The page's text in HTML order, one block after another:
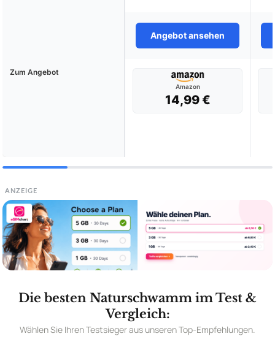
Angebot ansehen
Zum Angebot
Amazon
14,99 €
ANZEIGE
Die besten Naturschwamm im Test &
Vergleich:
Wählen Sie Ihren Testsieger aus unseren Top-Empfehlungen.